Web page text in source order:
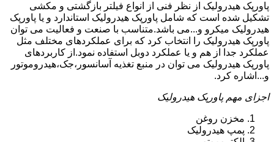
پاورپک هیدرولیک از نظر فنی از انواع فیلتر بازگشتی و مکشی
تشکیل شده است که شامل پاورپک هیدرولیک استاندارد و یا پاورپک
هیدرولیک میکرو و...می باشد.متناسب با صنعت و فعالیت می توان
پاورپک هیدرولیک را انتخاب کرد که برای عملکردهای مختلف مثل
عملکرد جدا از هم و یا عملکرد دوبل استفاده نمود.از کاربردهای
پاورپک هیدرولیک می توان در منبع تغذیه آسانسور،جک،هیدروموتور
و...اشاره کرد.
اجزای مهم پاورپک هیدرولیک
مخزن روغن
پمپ هیدرولیک